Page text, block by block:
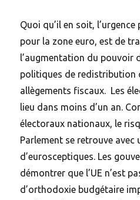
Quoi qu’il en soit,
pour la zone euro, est de
l’augmentation du pouvoir
politiques de redistribution
allègements fiscaux. Les
lieu dans moins d’un an.
électoraux nationaux, le
Parlement se retrouve avec
d’eurosceptiques. Les
démontrer que l’UE n’est
d’orthodoxie budgétaire